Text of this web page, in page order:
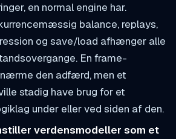
en normal engine har.
balance, replays,
og save/load afhænger alle
En frame-
den adfærd, men et
stadig have brug for et
under eller ved siden af den.
verdensmodeller som et